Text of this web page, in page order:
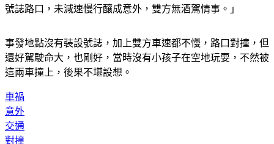
號誌路口，未減速慢行釀成意外，雙方無酒駕情事。」
事發地點沒有裝設號誌，加上雙方車速都不慢，路口對撞，但
還好駕駛命大，也剛好，當時沒有小孩子在空地玩耍，不然被
這兩車撞上，後果不堪設想。
車禍
意外
交通
對撞